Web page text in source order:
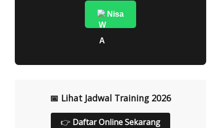
Nisa
📅 Lihat Jadwal Training 2026
👉 Daftar Online Sekarang